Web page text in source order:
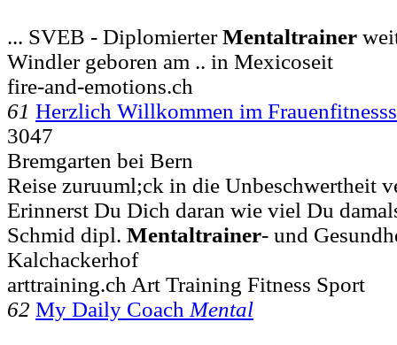
... SVEB - DiplomierterMentaltrainer
Windler geboren am .. in Mexicoseit
fire-and-emotions.ch
61 Herzlich Willkommen im
3047
Bremgarten bei Bern
Reise zuruuml;ck in die Unbeschwertheit
Erinnerst Du Dich daran wie viel Du
Schmid dipl. Mentaltrainer- und
Kalchackerhof
arttraining.ch Art Training Fitness Sport
62 My Daily Coach Mental